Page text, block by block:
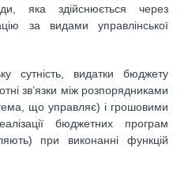
яка здійснюється через
за видами управлінської
сутність, видатки бюджету
зв’язки між розпорядниками
що управляє) і грошовими
бюджетних програм
при виконанні функцій